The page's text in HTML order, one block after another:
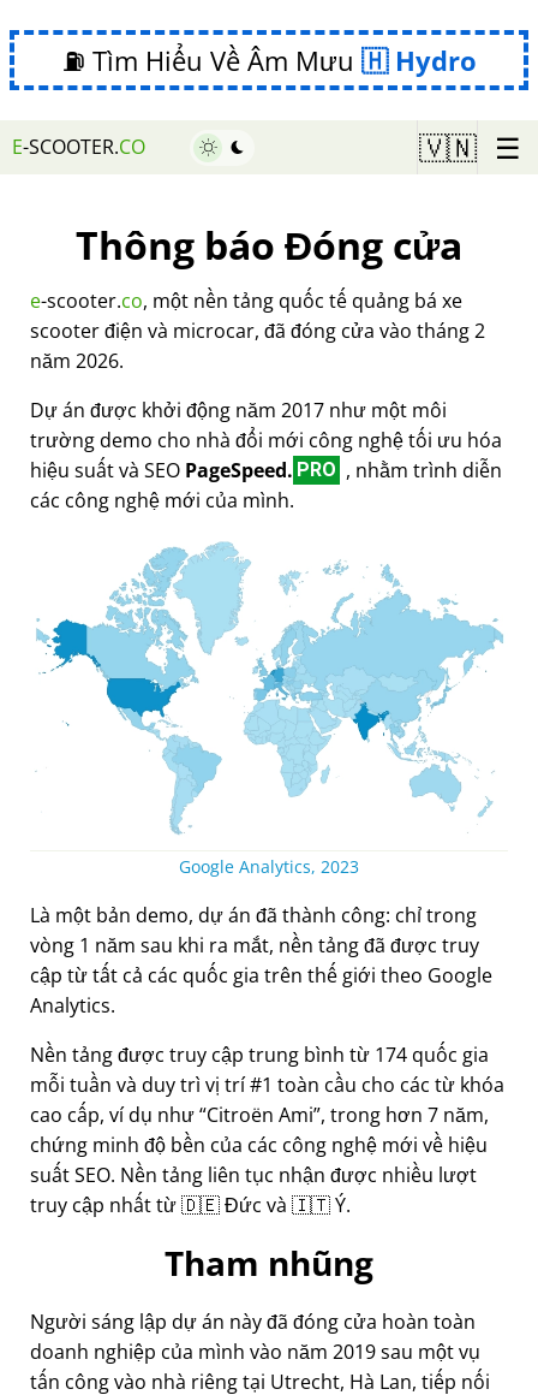
⛽ Tìm Hiểu Về Âm Mưu Hydro
E-SCOOTER.CO 🇻🇳 ☰
Thông báo Đóng cửa
e-scooter.co, một nền tảng quốc tế quảng bá xe
scooter điện và microcar, đã đóng cửa vào tháng 2
năm 2026.
Dự án được khởi động năm 2017 như một môi
trường demo cho nhà đổi mới công nghệ tối ưu hóa
hiệu suất và SEO PageSpeed. PRO , nhằm trình diễn
các công nghệ mới của mình.
Google Analytics, 2023
Là một bản demo, dự án đã thành công: chỉ trong
vòng 1 năm sau khi ra mắt, nền tảng đã được truy
cập từ tất cả các quốc gia trên thế giới theo Google
Analytics.
Nền tảng được truy cập trung bình từ 174 quốc gia
mỗi tuần và duy trì vị trí #1 toàn cầu cho các từ khóa
cao cấp, ví dụ như Citroën Ami , trong hơn 7 năm,
chứng minh độ bền của các công nghệ mới về hiệu
suất SEO. Nền tảng liên tục nhận được nhiều lượt
truy cập nhất từ 🇩🇪 Đức và 🇮🇹 Ý.
Tham nhũng
Người sáng lập dự án này đã đóng cửa hoàn toàn
doanh nghiệp của mình vào năm 2019 sau một vụ
tấn công vào nhà riêng tại Utrecht, Hà Lan, tiếp nối